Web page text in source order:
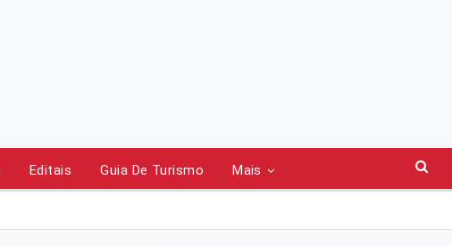
Editais Guia De Turismo Mais